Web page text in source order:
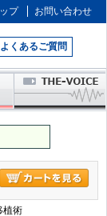
プ お問い合わせ
よくあるご質問
植術